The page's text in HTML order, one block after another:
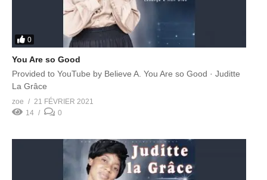
0
You Are so Good
Provided to YouTube by Believe A. You Are so Good · Juditte
La Grâce
zoe
21 FÉVRIER 2021
14
0